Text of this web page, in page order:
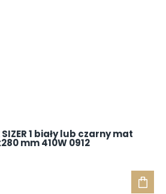
1 biały lub czarny mat
mm 410W 0912